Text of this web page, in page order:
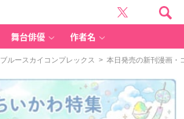
舞台俳優 作者名
ブルースカイコンプレックス > 本日発売の新刊漫画・